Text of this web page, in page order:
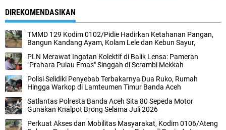
DIREKOMENDASIKAN
TMMD 129 Kodim 0102/Pidie Hadirkan Ketahanan Pangan,
Bangun Kandang Ayam, Kolam Lele dan Kebun Sayur,
PLN Merawat Ingatan Kolektif di Balik Lensa: Pameran
"Prahara Pulau Emas" Singgah di Serambi Mekkah
Polisi Selidiki Penyebab Terbakarnya Dua Ruko, Rumah
Hingga Warkop di Lamteumen Timur Banda Aceh
Satlantas Polresta Banda Aceh Sita 80 Sepeda Motor
Gunakan Knalpot Brong Selama Juli 2026
Perkuat Akses dan Mobilitas Masyarakat, Kodim 0106/Ateng